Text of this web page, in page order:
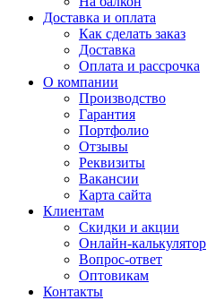
Доставка и оплата
Как сделать заказ
Доставка
Оплата и рассрочка
О компании
Производство
Гарантия
Портфолио
Отзывы
Реквизиты
Вакансии
Карта сайта
Клиентам
Скидки и акции
Онлайн-калькулятор
Вопрос-ответ
Оптовикам
Контакты